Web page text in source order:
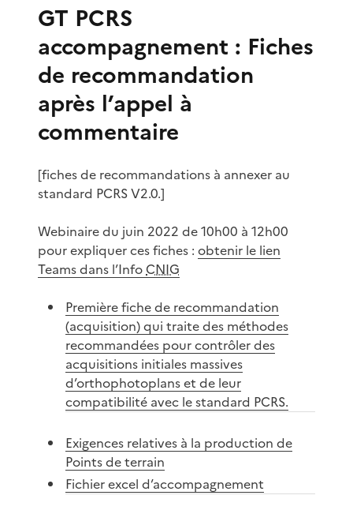
GT PCRS
accompagnement : Fiches
de recommandation
après l’appel à
commentaire
[fiches de recommandations à annexer au
standard PCRS V2.0.]
Webinaire du juin 2022 de 10h00 à 12h00
pour expliquer ces fiches : obtenir le lien
Teams dans l’Info CNIG
Première fiche de recommandation
(acquisition) qui traite des méthodes
recommandées pour contrôler des
acquisitions initiales massives
d’orthophotoplans et de leur
compatibilité avec le standard PCRS.
Exigences relatives à la production de
Points de terrain
Fichier excel d’accompagnement